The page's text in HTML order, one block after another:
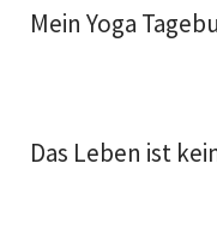
Mein Yoga
Das Leben ist